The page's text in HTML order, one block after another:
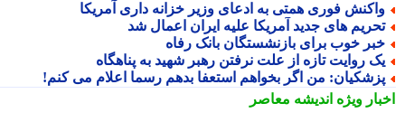
فوری همتی به ادعای وزیر خزانه داری آمریکا
های جدید آمریکا علیه ایران اعمال شد
خوب برای بازنشستگان بانک رفاه
روایت تازه از علت نرفتن رهبر شهید به پناهگاه
من اگر بخواهم استعفا بدهم رسما اعلام می کنم!
ویژهاندیشه معاصر